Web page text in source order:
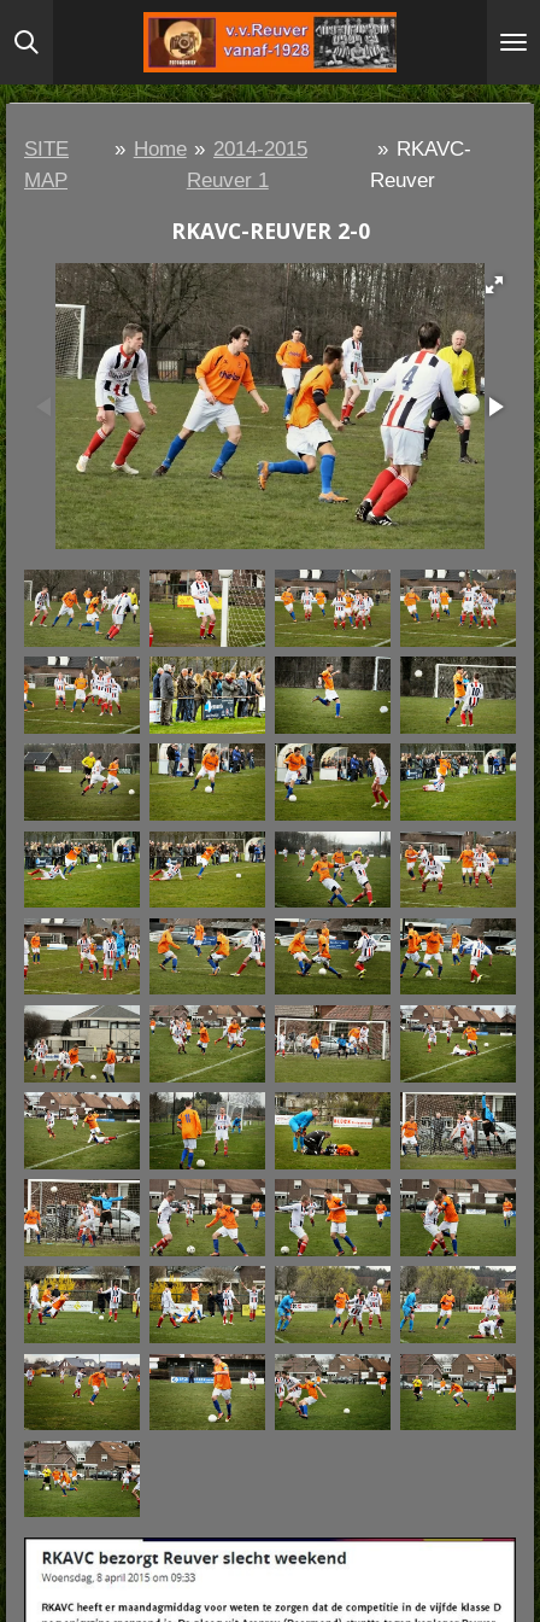
Ga
direct
naar
hoofdinhoud
SITE
MAP
» Home » 2014-2015
Reuver 1
» RKAVC-
Reuver
RKAVC-REUVER 2-0